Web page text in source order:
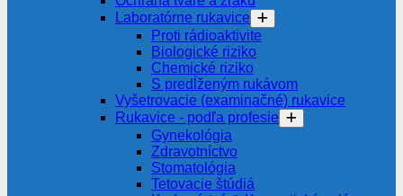
Laboratórne rukavice
Proti rádioaktivite
Biologické riziko
Chemické riziko
S predĺženým rukávom
Vyšetrovacie (examinačné) rukavice
Rukavice - podľa profesie
Gynekológia
Zdravotníctvo
Stomatológia
Tetovacie štúdiá